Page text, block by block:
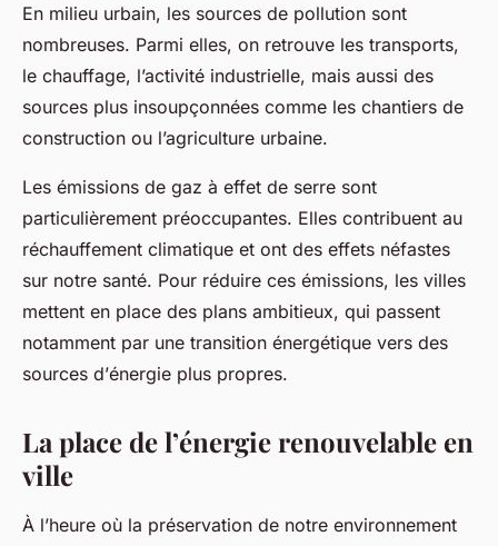
En milieu urbain, les sources de pollution sont
nombreuses. Parmi elles, on retrouve les transports,
le chauffage, l’activité industrielle, mais aussi des
sources plus insoupçonnées comme les chantiers de
construction ou l’agriculture urbaine.
Les émissions de gaz à effet de serre sont
particulièrement préoccupantes. Elles contribuent au
réchauffement climatique et ont des effets néfastes
sur notre santé. Pour réduire ces émissions, les villes
mettent en place des plans ambitieux, qui passent
notamment par une transition énergétique vers des
sources d’énergie plus propres.
La place de l’énergie renouvelable en
ville
À l’heure où la préservation de notre environnement